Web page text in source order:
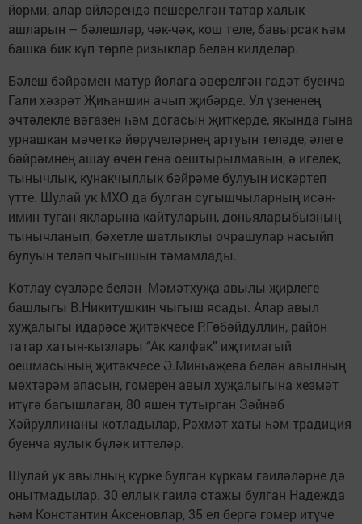
йөрми, алар өйләрендә пешерелгән татар халык
ашларын – бәлешләр, чәк-чәк, кош теле, бавырсак һәм
башка бик күп төрле ризыклар белән килделәр.
Бәлеш бәйрәмен матур йолага әверелгән гадәт буенча
Гали хәзрәт Җиһаншин ачып җибәрде. Ул үзененең
эчтәлекле вәгазен һәм догасын җиткерде, якында гына
урнашкан мәчеткә йөрүчеләрнең артуын теләде, әлеге
бәйрәмнең ашау өчен генә оештырылмавын, ә игелек,
тынычлык, кунакчыллык бәйрәме булуын искәртеп
үтте. Шулай ук МХО да булган сугышчыларның исән-
имин туган якларына кайтуларын, дөньяларыбызның
тынычланып, бәхетле шатлыклы очрашулар насыйп
булуын теләп чыгышын тәмамлады.
Котлау сүзләре белән Мәмәтхуҗа авылы җирлеге
башлыгы В.Никитушкин чыгыш ясады. Алар авыл
хуҗалыгы идарәсе җитәкчесе Р.Гөбәйдуллин, район
татар хатын-кызлары “Ак калфак” иҗтимагый
оешмасының җитәкчесе Ә.Минһаҗева белән авылның
мөхтәрәм апасын, гомерен авыл хуҗалыгына хезмәт
итүгә багышлаган, 80 яшен тутырган Зәйнәб
Хәйруллинаны котладылар, Рәхмәт хаты һәм традиция
буенча яулык бүләк иттеләр.
Шулай ук авылның күрке булган күркәм гаиләләрне дә
онытмадылар. 30 еллык гаилә стажы булган Надежда
һәм Константин Аксеновлар, 35 ел бергә гомер итүче